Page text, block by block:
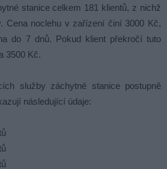
stanice celkem 181 klientů, z nichž
Cena noclehu v zařízení činí 3000 Kč,
do 7 dnů. Pokud klient překročí tuto
3500 Kč.
služby záchytné stanice postupně
následující údaje: